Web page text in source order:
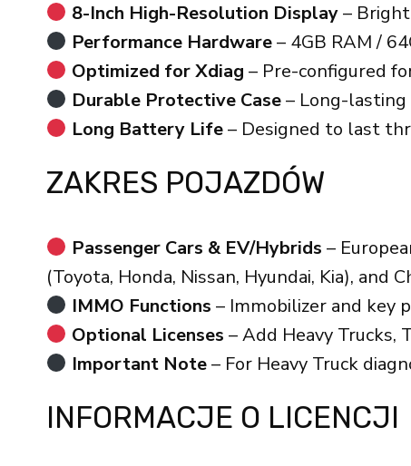
8-Inch High-Resolution Display– Bright
Performance Hardware– 4GB RAM /
Optimized for Xdiag – Pre-configured
Durable Protective Case– Long-lasting
Long Battery Life– Designed to last
ZAKRES POJAZDÓW
Passenger Cars & EV/Hybrids –
(Toyota, Honda, Nissan, Hyundai, Kia), and
IMMO Functions – Immobilizer and key
Optional Licenses – Add Heavy Trucks,
Important Note– For Heavy Truck
INFORMACJE O LICENCJI